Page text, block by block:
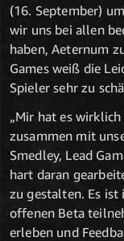
(16. September)
wir uns bei allen
haben, Aeternum
Games weiß die
Spieler sehr zu
„Mir hat es
zusammen mit
Smedley, Lead
hart daran
zu gestalten. Es ist
offenen Beta
erleben und